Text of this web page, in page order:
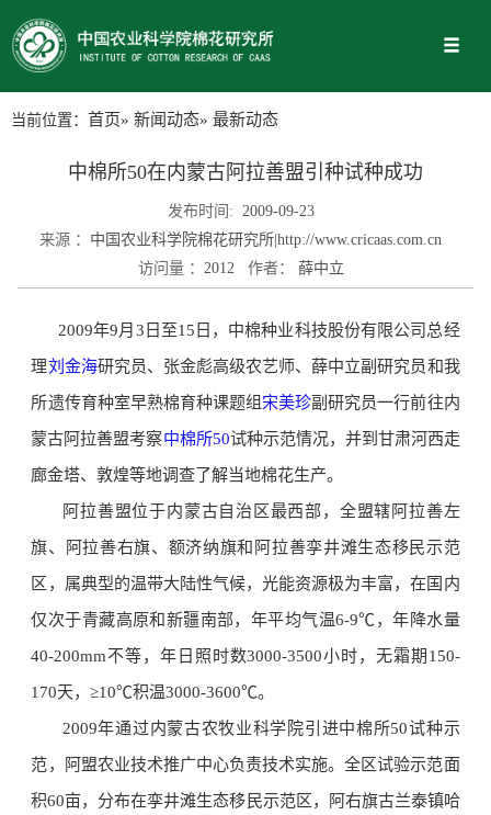
当前位置： 首页» 新闻动态» 最新动态
中棉所50在内蒙古阿拉善盟引种试种成功
发布时间:
2009-09-23
来源 ： 中国农业科学院棉花研究所|http://www.cricaas.com.cn
访问量 ： 2012 作者： 薛中立
2009年9月3日至15日，中棉种业科技股份有限公司总经
理刘金海研究员、张金彪高级农艺师、薛中立副研究员和我
所遗传育种室早熟棉育种课题组 宋美珍副研究员一行前往内
蒙古阿拉善盟考察中棉所50试种示范情况，并到甘肃河西走
廊金塔、敦煌等地调查了解当地棉花生产。
阿拉善盟位于内蒙古自治区最西部，全盟辖阿拉善左
旗、阿拉善右旗、额济纳旗和阿拉善孪井滩生态移民示范
区，属典型的温带大陆性气候，光能资源极为丰富，在国内
仅次于青藏高原和新疆南部，年平均气温6-9℃，年降水量
40-200mm不等，年日照时数3000-3500小时，无霜期150-
170天，≥10℃积温3000-3600℃。
2009年通过内蒙古农牧业科学院引进中棉所50试种示
范，阿盟农业技术推广中心负责技术实施。全区试验示范面
积60亩，分布在孪井滩生态移民示范区，阿右旗古兰泰镇哈